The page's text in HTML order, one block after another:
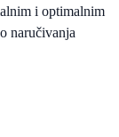
i optimalnim
naručivanja